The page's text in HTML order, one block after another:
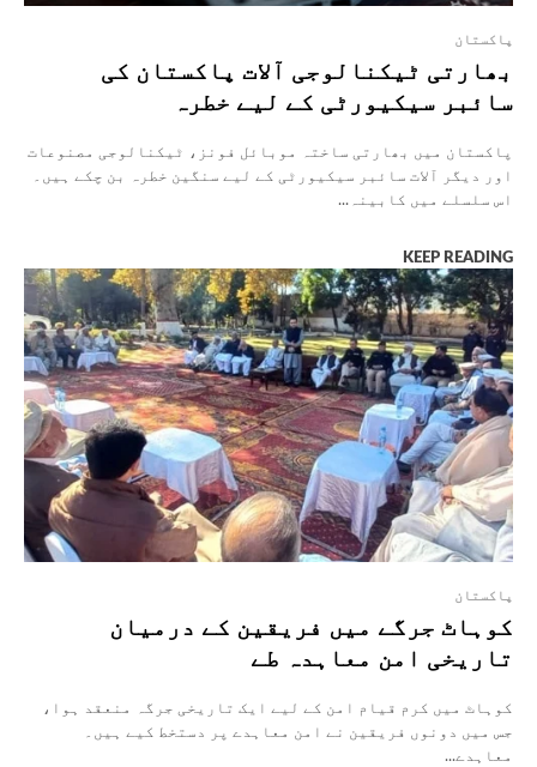
پاکستان
بھارتی ٹیکنالوجی آلات پاکستان کی
سائبر سیکیورٹی کے لیے خطرہ
پاکستان میں بھارتی ساختہ موبائل فونز، ٹیکنالوجی مصنوعات
اور دیگر آلات سائبر سیکیورٹی کے لیے سنگین خطرہ بن چکے ہیں۔
اس سلسلے میں کابینہ...
KEEP READING
پاکستان
کوہاٹ جرگے میں فریقین کے درمیان
تاریخی امن معاہدہ طے
کوہاٹ میں کرم قیام امن کے لیے ایک تاریخی جرگہ منعقد ہوا،
جس میں دونوں فریقین نے امن معاہدے پر دستخط کیے ہیں۔
معاہدے...